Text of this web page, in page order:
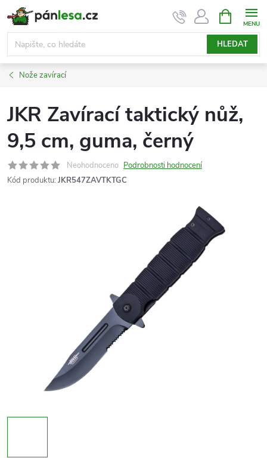
Přejít
na
obsah
HLEDAT
NÁKUPNÍ
KOŠÍK
Nože zavírací
JKR Zavírací taktický nůž,
9,5 cm, guma, černý
Neohodnoceno Podrobnosti hodnocení
Kód produktu: JKR547ZAVTKTGC